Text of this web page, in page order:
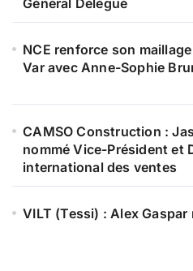
NCE renforce son
Var avec Anne-Sophie
CAMSO Construction :
nommé Vice-Président et
international des ventes
VILT (Tessi) : Alex Gaspar